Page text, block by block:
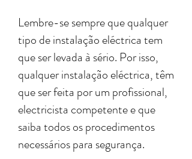
Lembre-se sempre que qualquer
tipo de instalação eléctrica tem
que ser levada à sério. Por isso,
qualquer instalação eléctrica, têm
que ser feita por um profissional,
electricista competente e que
saiba todos os procedimentos
necessários para segurança.